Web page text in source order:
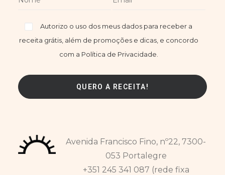
Autorizo o uso dos meus dados para receber a
receita grátis, além de promoções e dicas, e concordo
com a Política de Privacidade.
Avenida Francisco Fino, nº22, 7300-
053 Portalegre
+351 245 341 087 (rede fixa